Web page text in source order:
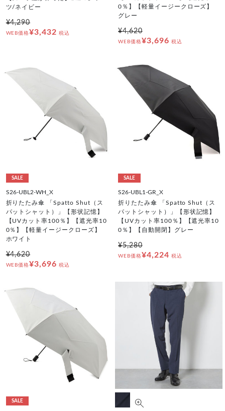
ツ/ネイビー
¥4,290
WEB価格¥3,432 税込
0％】【軽量イージークローズ】
グレー
¥4,620
WEB価格¥3,696 税込
SALE
S26-UBL2-WH_X
折りたたみ傘 「Spatto Shut（ス
パットシャット）」【形状記憶】
【UVカット率100％】【遮光率10
0％】【軽量イージークローズ】
ホワイト
¥4,620
WEB価格¥3,696 税込
SALE
S26-UBL1-GR_X
折りたたみ傘 「Spatto Shut（ス
パットシャット）」【形状記憶】
【UVカット率100％】【遮光率10
0％】【自動開閉】グレー
¥5,280
WEB価格¥4,224 税込
SALE